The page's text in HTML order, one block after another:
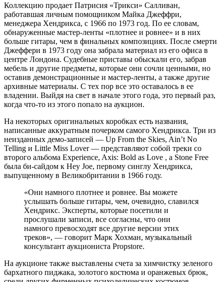
Коллекцию продает Патрисия «Трикси» Салливан,
работавшая личным помощником Майка Джеффри,
менеджера Хендрикса, с 1966 по 1973 год. По ее словам,
обнаруженные мастер-ленты «плотнее и ровнее» и в них
больше гитары, чем в финальных композициях. После смерти
Джеффери в 1973 году она забрала материал из его офиса в
центре Лондона. Судебные приставы обыскали его, забрав
мебель и другие предметы, которые они сочли ценными, но
оставив демонстрационные и мастер-ленты, а также другие
архивные материалы. С тех пор все это оставалось в ее
владении. Выйдя на свет в начале этого года, это первый раз,
когда что-то из этого попало на аукцион.
На некоторых оригинальных коробках есть названия,
написанные аккуратным почерком самого Хендрикса. Три из
неизданных демо-записей — Up From the Skies, Ain’t No
Telling и Little Miss Lover — представляют собой треки со
второго альбома Experience, Axis: Bold as Love , а Stone Free
была би-сайдом к Hey Joe, первому синглу Хендрикса,
выпущенному в Великобритании в 1966 году.
«Они намного плотнее и ровнее. Вы можете
услышать больше гитары, чем, очевидно, славился
Хендрикс. Эксперты, которые посетили и
прослушали записи, все согласны, что они
намного превосходят все другие версии этих
треков», — говорит Марк Хохман, музыкальный
консультант аукциониста Propstore.
На аукционе также выставлены счета за химчистку зеленого
бархатного пиджака, золотого костюма и оранжевых брюк,